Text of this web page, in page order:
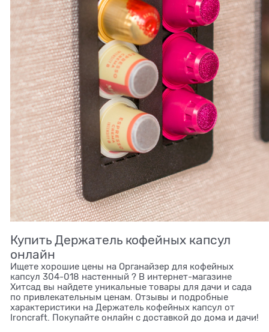
Купить Держатель кофейных капсул
онлайн
Ищете хорошие цены на Органайзер для кофейных
капсул 304-018 настенный ? В интернет-магазине
Хитсад вы найдете уникальные товары для дачи и сада
по привлекательным ценам. Отзывы и подробные
характеристики на Держатель кофейных капсул от
Ironcraft. Покупайте онлайн с доставкой до дома и дачи!